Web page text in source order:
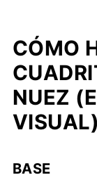
CÓMO
NUEZ
VISUAL)
BASE